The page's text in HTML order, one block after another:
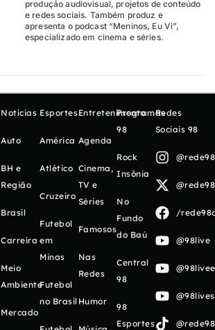
produção audiovisual, projetos de conteúdo
e redes sociais. Também produz e
apresenta o podcast “Meninos, Eu Vi”,
especializado em cinema e séries.
Notícias
Auto
BH e
Região
Brasil
Carreira
Meio
Ambiente
Mercado
Esportes
América
Atlético
Cruzeiro
Futebol
em
Minas
Futebol
no Brasil
Entretenimento
Agenda
Cinema,
TV e
Séries
Famosos
Nas
Redes
Humor
Programas
98
Rock
Insônia
No
Fundo
do Baú
Central
98
98
Esportes
Redes
Sociais 98
/
@98live